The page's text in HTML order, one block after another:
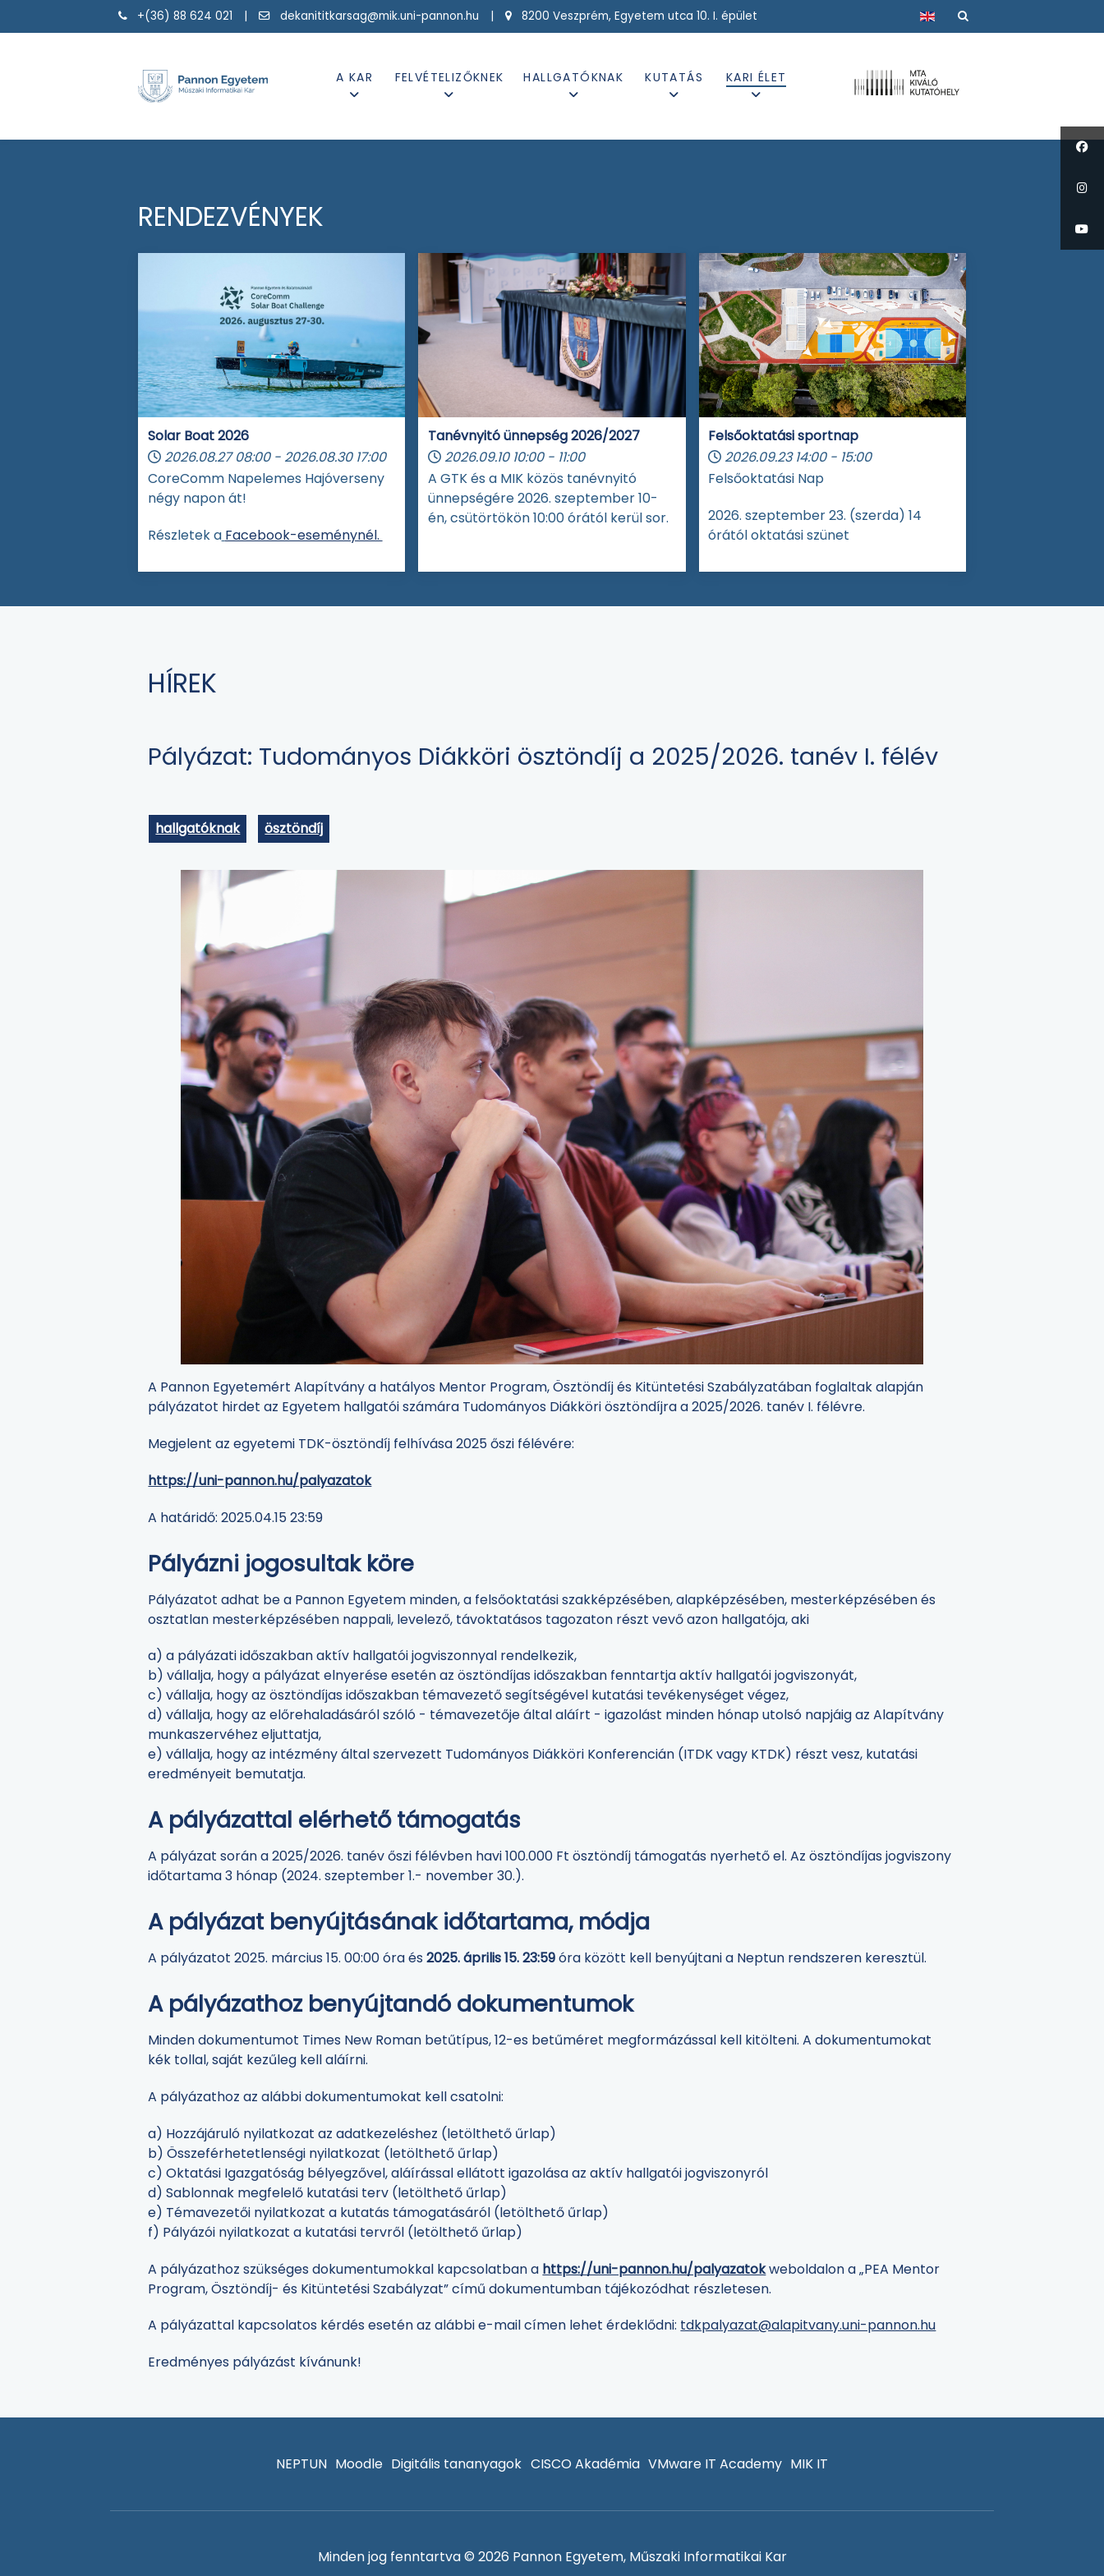
+(36) 88 624 021 | dekanititkarsag@mik.uni-pannon.hu | 8200 Veszprém, Egyetem utca 10. I. épület Válasszon nyelvet
A KAR FELVÉTELIZŐKNEK HALLGATÓKNAK KUTATÁS KARI ÉLET
RENDEZVÉNYEK
Solar Boat 2026
2026.08.27 08:00 - 2026.08.30 17:00
CoreComm Napelemes Hajóverseny
négy napon át!
Részletek a Facebook-eseménynél.
Tanévnyitó ünnepség 2026/2027
2026.09.10 10:00 - 11:00
A GTK és a MIK közös tanévnyitó
ünnepségére 2026. szeptember 10-
én, csütörtökön 10:00 órától kerül sor.
Felsőoktatási sportnap
2026.09.23 14:00 - 15:00
Felsőoktatási Nap
2026. szeptember 23. (szerda) 14
órától oktatási szünet
HÍREK
Pályázat: Tudományos Diákköri ösztöndíj a 2025/2026. tanév I. félév
hallgatóknak ösztöndíj
A Pannon Egyetemért Alapítvány a hatályos Mentor Program, Ösztöndíj és Kitüntetési Szabályzatában foglaltak alapján
pályázatot hirdet az Egyetem hallgatói számára Tudományos Diákköri ösztöndíjra a 2025/2026. tanév I. félévre.
Megjelent az egyetemi TDK-ösztöndíj felhívása 2025 őszi félévére:
https://uni-pannon.hu/palyazatok
A határidő: 2025.04.15 23:59
Pályázni jogosultak köre
Pályázatot adhat be a Pannon Egyetem minden, a felsőoktatási szakképzésében, alapképzésében, mesterképzésében és
osztatlan mesterképzésében nappali, levelező, távoktatásos tagozaton részt vevő azon hallgatója, aki
a) a pályázati időszakban aktív hallgatói jogviszonnyal rendelkezik,
b) vállalja, hogy a pályázat elnyerése esetén az ösztöndíjas időszakban fenntartja aktív hallgatói jogviszonyát,
c) vállalja, hogy az ösztöndíjas időszakban témavezető segítségével kutatási tevékenységet végez,
d) vállalja, hogy az előrehaladásáról szóló - témavezetője által aláírt - igazolást minden hónap utolsó napjáig az Alapítvány
munkaszervéhez eljuttatja,
e) vállalja, hogy az intézmény által szervezett Tudományos Diákköri Konferencián (ITDK vagy KTDK) részt vesz, kutatási
eredményeit bemutatja.
A pályázattal elérhető támogatás
A pályázat során a 2025/2026. tanév őszi félévben havi 100.000 Ft ösztöndíj támogatás nyerhető el. Az ösztöndíjas jogviszony
időtartama 3 hónap (2024. szeptember 1.- november 30.).
A pályázat benyújtásának időtartama, módja
A pályázatot 2025. március 15. 00:00 óra és2025. április 15. 23:59óra között kell benyújtani a Neptun rendszeren keresztül.
A pályázathoz benyújtandó dokumentumok
Minden dokumentumot Times New Roman betűtípus, 12-es betűméret megformázással kell kitölteni. A dokumentumokat
kék tollal, saját kezűleg kell aláírni.
A pályázathoz az alábbi dokumentumokat kell csatolni:
a) Hozzájáruló nyilatkozat az adatkezeléshez (letölthető űrlap)
b) Összeférhetetlenségi nyilatkozat (letölthető űrlap)
c) Oktatási Igazgatóság bélyegzővel, aláírással ellátott igazolása az aktív hallgatói jogviszonyról
d) Sablonnak megfelelő kutatási terv (letölthető űrlap)
e) Témavezetői nyilatkozat a kutatás támogatásáról (letölthető űrlap)
f) Pályázói nyilatkozat a kutatási tervről (letölthető űrlap)
A pályázathoz szükséges dokumentumokkal kapcsolatban a https://uni-pannon.hu/palyazatokweboldalon a „PEA Mentor
Program, Ösztöndíj- és Kitüntetési Szabályzat” című dokumentumban tájékozódhat részletesen.
A pályázattal kapcsolatos kérdés esetén az alábbi e-mail címen lehet érdeklődni: tdkpalyazat@alapitvany.uni-pannon.hu
Eredményes pályázást kívánunk!
NEPTUN Moodle Digitális tananyagok CISCO Akadémia VMware IT Academy MIK IT
Minden jog fenntartva © 2026 Pannon Egyetem, Műszaki Informatikai Kar